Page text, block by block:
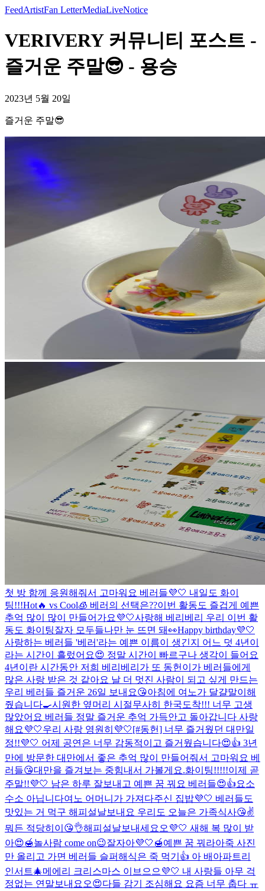
FeedArtistFan LetterMediaLiveNotice
VERIVERY 커뮤니티 포스트 -
즐거운 주말😎 - 용승
2023년 5월 20일
즐거운 주말😎
첫 방 함께 응원해줘서 고마워요 베러들💜🤍 내일도 화이
팅!!!Hot🔥 vs Cool🧊 베러의 선택은??이번 활동도 즐겁게 예쁜
추억 많이 많이 만들어가요💜🤍사랑해 베리베리 우리 이번 활
동도 화이팅잘자 모두들나만 눈 뜨면 돼👀Happy birthday💜🤍
사랑하는 베러들 '베러'라는 예쁜 이름이 생긴지 어느 덧 4년이
라는 시간이 흘렀어요😍 정말 시간이 빠르구나 생각이 들어요
4년이란 시간동안 저희 베리베리가 또 동헌이가 베러들에게
많은 사랑 받은 것 같아요 날 더 멋진 사람이 되고 싶게 만드는
우리 베러들 즐거운 26일 보내요😘아침에 여노가 달걀말이해
줬습니다🍳시원한 옆머리 시절무사히 한국도착!!! 너무 고생
많았어요 베러들 정말 즐거운 추억 가득안고 돌아갑니다 사랑
해요💜🤍우리 사랑 영원히💜🤍[#동헌] 너무 즐거웠던 대만일
정!!💜🤍 어제 공연은 너무 감동적이고 즐거웠습니다😍👍 3년
만에 방문한 대만에서 좋은 추억 많이 만들어줘서 고마워요 베
러들😘대만을 즐겨보는 중힘내서 가볼게요.화이팅!!!!!이제 곧
주말!!💜🤍 남은 하루 잘보내고 예쁜 꿈 꿔요 베러들😍👍요소
수소 아닙니다여노 어머니가 가져다주신 집밥💜🤍 베러들도
맛있는 거 먹구 해피설날보내요 우리도 오늘은 가족식사😘✌️
뭐든 적당히이😘👌해피설날보내세요오💜🤍 새해 복 많이 받
아😍🍯놀사람 come on😉잘자아💜🤍🍯예쁜 꿈 꿔라아죽 사진
만 올리고 가면 베러들 슬퍼해 식은 죽 먹기👍 아 배아파트리
인서트🎄메에리 크리스마스 이브으으💜🤍 내 사랑들 아무 걱
정없는 연말보내요오😍다들 감기 조심해요 요즘 너무 춥다 ㅠ